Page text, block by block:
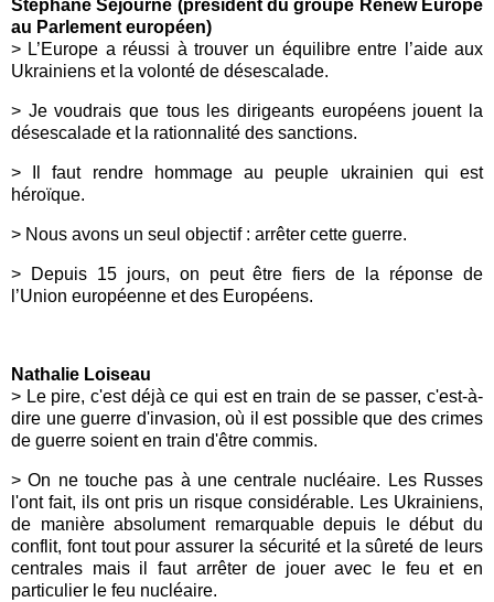
Stéphane Séjourné (président du groupe Renew Europe
au Parlement européen)
> L’Europe a réussi à trouver un équilibre entre l’aide aux
Ukrainiens et la volonté de désescalade.
> Je voudrais que tous les dirigeants européens jouent la
désescalade et la rationnalité des sanctions.
>
Il faut rendre hommage au peuple ukrainien qui est
héroïque.
> Nous avons un seul objectif : arrêter cette guerre.
> Depuis 15 jours, on peut être fiers de la réponse de
l’Union européenne et des Européens.
Nathalie Loiseau
> Le pire, c'est déjà ce qui est en train de se passer, c'est-à-
dire une guerre d'invasion, où il est possible que des crimes
de guerre soient en train d'être commis.
> On ne touche pas à une centrale nucléaire. Les Russes
l'ont fait, ils ont pris un risque considérable. Les Ukrainiens,
de manière absolument remarquable depuis le début du
conflit, font tout pour assurer la sécurité et la sûreté de leurs
centrales mais il faut arrêter de jouer avec le feu et en
particulier le feu nucléaire.